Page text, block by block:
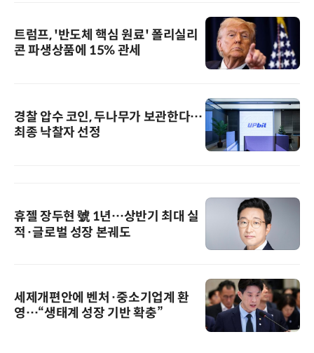
트럼프, '반도체 핵심 원료' 폴리실리
콘 파생상품에 15% 관세
경찰 압수 코인, 두나무가 보관한다…
최종 낙찰자 선정
휴젤 장두현 號 1년…상반기 최대 실
적·글로벌 성장 본궤도
세제개편안에 벤처·중소기업계 환
영…“생태계 성장 기반 확충”